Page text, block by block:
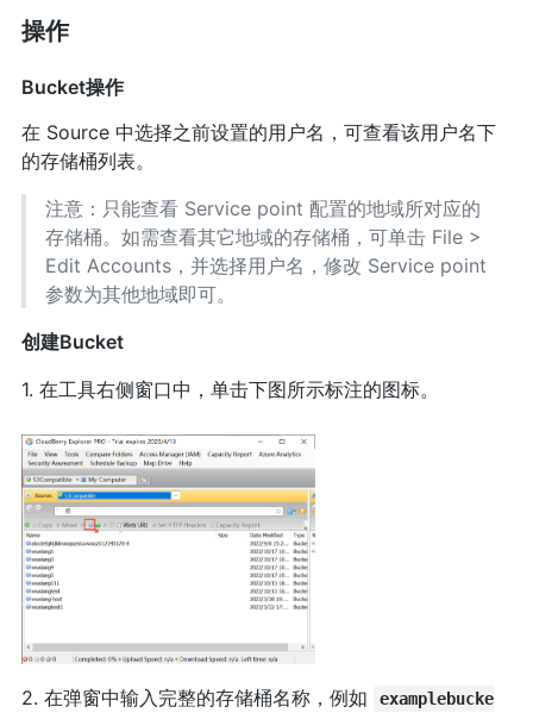
操作
Bucket操作
在 Source 中选择之前设置的用户名，可查看该用户名下
的存储桶列表。
注意：只能查看 Service point 配置的地域所对应的
存储桶。如需查看其它地域的存储桶，可单击 File >
Edit Accounts，并选择用户名，修改 Service point
参数为其他地域即可。
创建Bucket
1. 在工具右侧窗口中，单击下图所示标注的图标。
2. 在弹窗中输入完整的存储桶名称，例如
examplebucke